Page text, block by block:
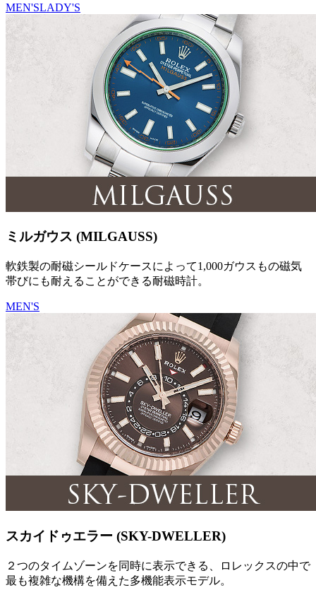
MEN'SLADY'S
ミルガウス (MILGAUSS)
軟鉄製の耐磁シールドケースによって1,000ガウスもの磁気
帯びにも耐えることができる耐磁時計。
MEN'S
スカイドゥエラー (SKY-DWELLER)
２つのタイムゾーンを同時に表示できる、ロレックスの中で
最も複雑な機構を備えた多機能表示モデル。